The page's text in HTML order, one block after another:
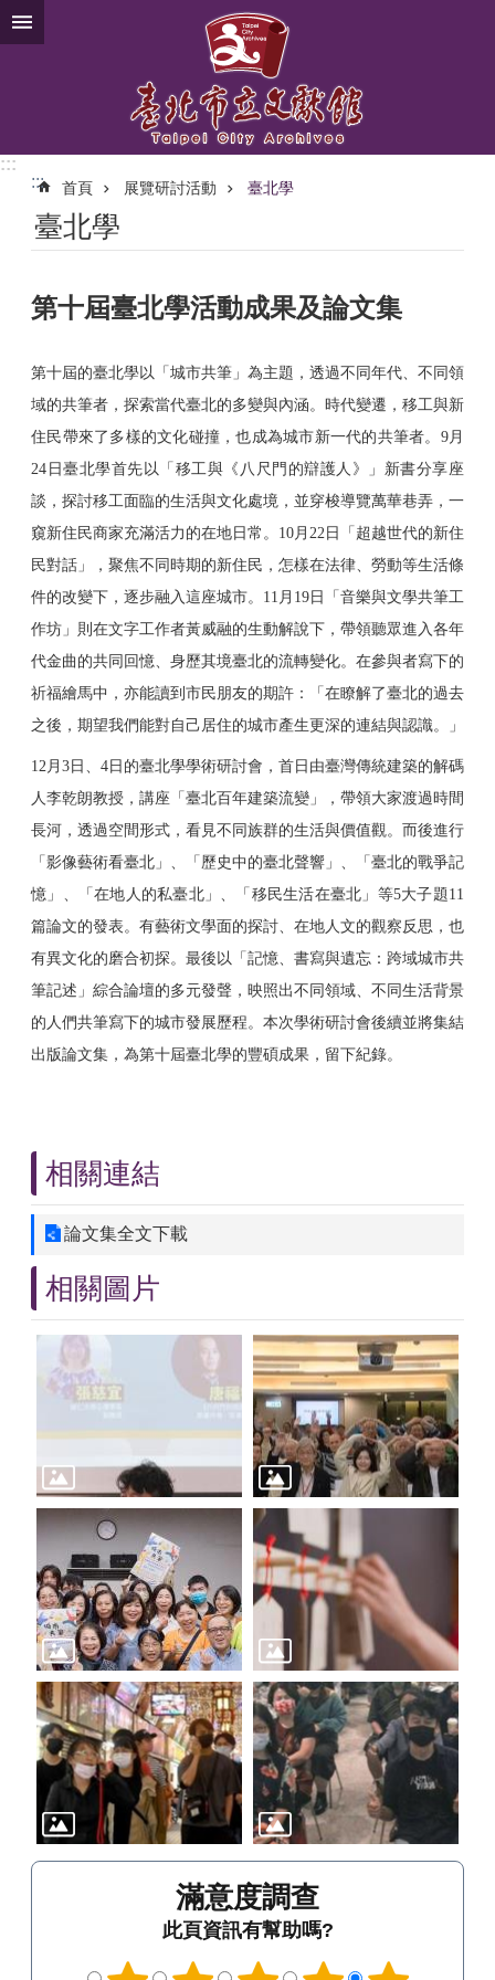
跳到主要內容區塊
:::
:::
首頁 展覽研討活動 臺北學
臺北學
第十屆臺北學活動成果及論文集
第十屆的臺北學以「城市共筆」為主題，透過不同年代、不同領
域的共筆者，探索當代臺北的多變與內涵。時代變遷，移工與新
住民帶來了多樣的文化碰撞，也成為城市新一代的共筆者。9月
24日臺北學首先以「移工與《八尺門的辯護人》」新書分享座
談，探討移工面臨的生活與文化處境，並穿梭導覽萬華巷弄，一
窺新住民商家充滿活力的在地日常。10月22日「超越世代的新住
民對話」，聚焦不同時期的新住民，怎樣在法律、勞動等生活條
件的改變下，逐步融入這座城市。11月19日「音樂與文學共筆工
作坊」則在文字工作者黃威融的生動解說下，帶領聽眾進入各年
代金曲的共同回憶、身歷其境臺北的流轉變化。在參與者寫下的
祈福繪馬中，亦能讀到市民朋友的期許：「在瞭解了臺北的過去
之後，期望我們能對自己居住的城市產生更深的連結與認識。」
12月 3 日、 4 日的臺北學學術研討會，首日由臺灣傳統建築的解碼
人李乾朗教授，講座「臺北百年建築流變」，帶領大家渡過時間
長河，透過空間形式，看見不同族群的生活與價值觀。而後進行
「影像藝術看臺北」、「歷史中的臺北聲響」、「臺北的戰爭記
憶」、「在地人的私臺北」、「移民生活在臺北」等5大子題11
篇論文的發表。有藝術文學面的探討、在地人文的觀察反思，也
有異文化的磨合初探。最後以「記憶、書寫與遺忘：跨域城市共
筆記述」綜合論壇的多元發聲，映照出不同領域、不同生活背景
的人們共筆寫下的城市發展歷程。本次學術研討會後續並將集結
出版論文集，為第十屆臺北學的豐碩成果，留下紀錄。
相關連結
論文集全文下載
相關圖片
滿意度調查
此頁資訊有幫助嗎?